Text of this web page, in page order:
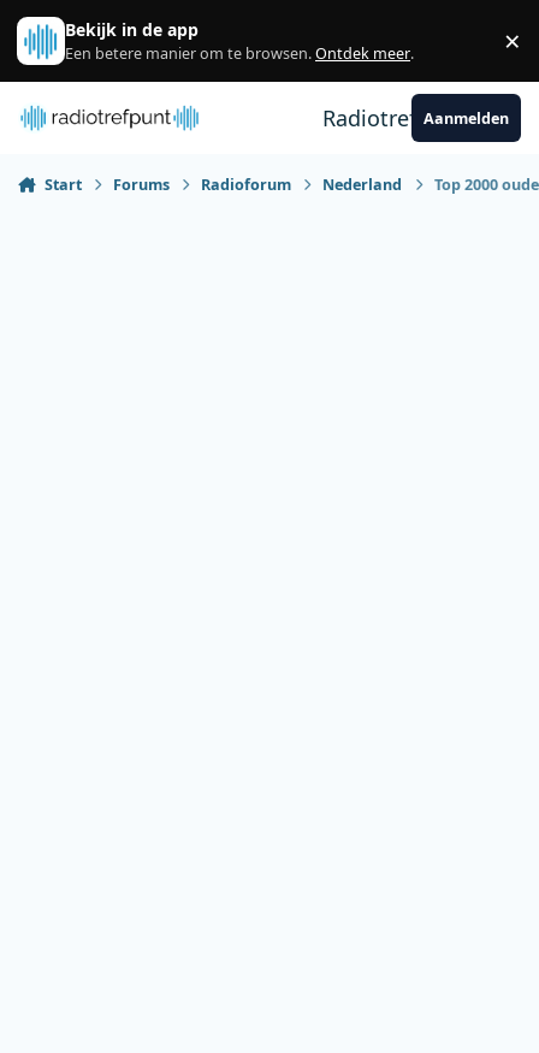
Spring naar bijdragen
Bekijk in de app
Een betere manier om te browsen.Ontdek meer. ×
RadiotrefpuntAanmelden
Start Forums Radioforum Nederland Top 2000